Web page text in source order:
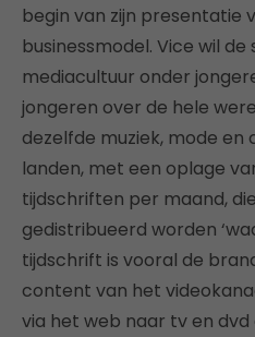
begin van zijn presentatie
businessmodel. Vice wil
mediacultuur onder
jongeren over de hele
dezelfde muziek, mode en
landen, met een oplage
tijdschriften per maand,
gedistribueerd worden
tijdschrift is vooral de
content van het
via het web naar tv en dvd